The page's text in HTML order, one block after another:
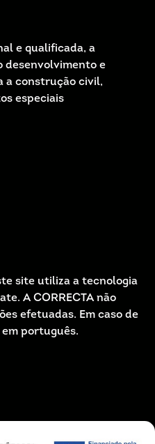
e qualificada, a
desenvolvimento e
a construção civil,
especiais
site utiliza a tecnologia
A CORRECTA não
efetuadas. Em caso de
português.